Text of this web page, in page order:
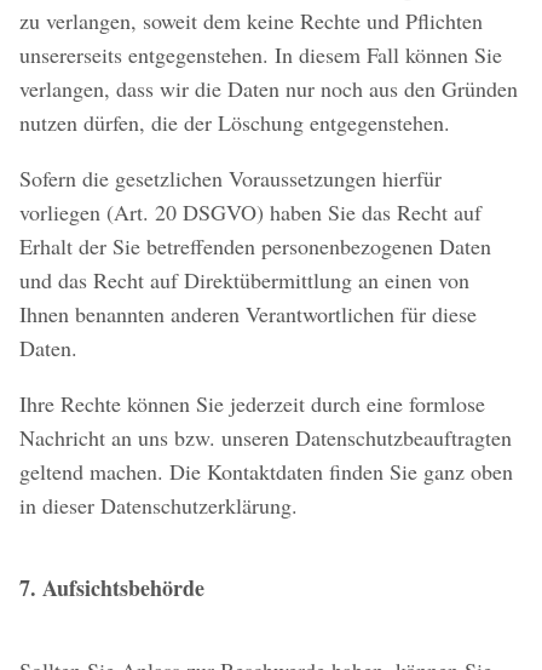
zu verlangen, soweit dem keine Rechte und Pflichten
unsererseits entgegenstehen. In diesem Fall können Sie
verlangen, dass wir die Daten nur noch aus den Gründen
nutzen dürfen, die der Löschung entgegenstehen.
Sofern die gesetzlichen Voraussetzungen hierfür
vorliegen (Art. 20 DSGVO) haben Sie das Recht auf
Erhalt der Sie betreffenden personenbezogenen Daten
und das Recht auf Direktübermittlung an einen von
Ihnen benannten anderen Verantwortlichen für diese
Daten.
Ihre Rechte können Sie jederzeit durch eine formlose
Nachricht an uns bzw. unseren Datenschutzbeauftragten
geltend machen. Die Kontaktdaten finden Sie ganz oben
in dieser Datenschutzerklärung.
7. Aufsichtsbehörde